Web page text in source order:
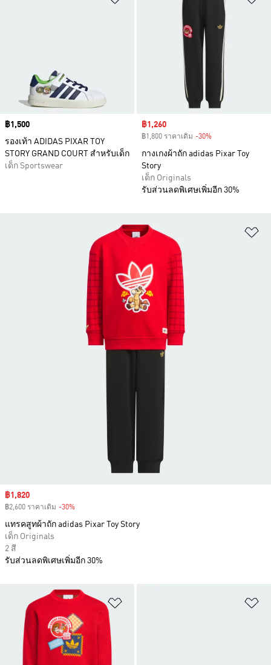
Price
฿1,500
รองเท้า ADIDAS PIXAR TOY
STORY GRAND COURT สำหรับเด็ก
เด็ก Sportswear
Sale price
฿1,260
฿1,800 ราคาเดิม -30%
กางเกงผ้าถัก adidas Pixar Toy
Story
เด็ก Originals
รับส่วนลดพิเศษเพิ่มอีก 30%
Sale price
฿1,820
฿2,600 ราคาเดิม -30%
แทรคสูทผ้าถัก adidas Pixar Toy Story
เด็ก Originals
2 สี
รับส่วนลดพิเศษเพิ่มอีก 30%